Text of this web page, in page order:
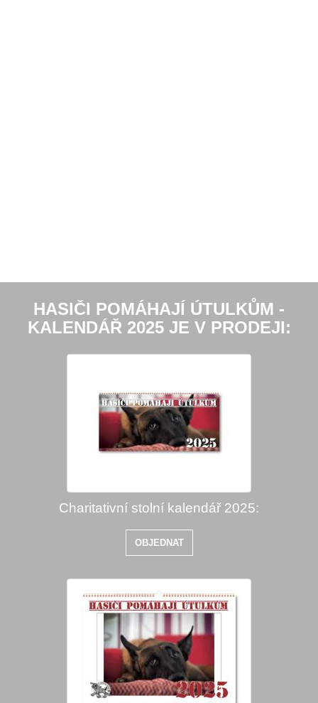
HASIČI POMÁHAJÍ ÚTULKŮM -
KALENDÁŘ 2025 JE V PRODEJI:
Charitativní stolní kalendář 2025:
OBJEDNAT